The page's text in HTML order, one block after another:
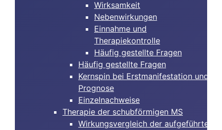
Wirksamkeit
Nebenwirkungen
Einnahme und
Therapiekontrolle
Häufig gestellte Fragen
Häufig gestellte Fragen
Kernspin bei Erstmanifestation und
Prognose
Einzelnachweise
Therapie der schubförmigen MS
Wirkungsvergleich der aufgeführten